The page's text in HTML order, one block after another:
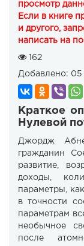
просмотр
Если в книге
и другого,
написать на
162
Добавлено: 05
Краткое
Нулевой
Джордж
гражданин
развитие,
доходы,
параметры,
в точности
параметрам
необычное
после